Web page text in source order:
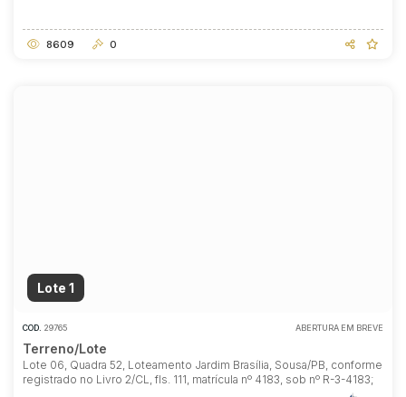
8609 0
Lote 1
COD. 29765 ABERTURA EM BREVE
Terreno/Lote
Lote 06, Quadra 52, Loteamento Jardim Brasília, Sousa/PB, conforme
registrado no Livro 2/CL, fls. 111, matrícula nº 4183, sob nº R-3-4183;